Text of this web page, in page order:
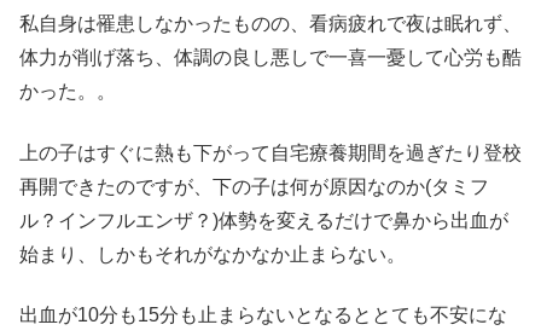
私自身は罹患しなかったものの、看病疲れで夜は眠れず、
体力が削げ落ち、体調の良し悪しで一喜一憂して心労も酷
かった。。
上の子はすぐに熱も下がって自宅療養期間を過ぎたり登校
再開できたのですが、下の子は何が原因なのか(タミフ
ル？インフルエンザ？)体勢を変えるだけで鼻から出血が
始まり、しかもそれがなかなか止まらない。
出血が10分も15分も止まらないとなるととても不安にな